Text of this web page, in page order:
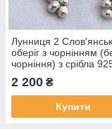
Лунниця 2
оберіг з чорнінням
чорніння) з срібла
2 200 ₴
Купити